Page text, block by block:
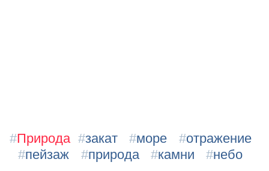
#Природа #закат #море #отражение
#пейзаж #природа #камни #небо